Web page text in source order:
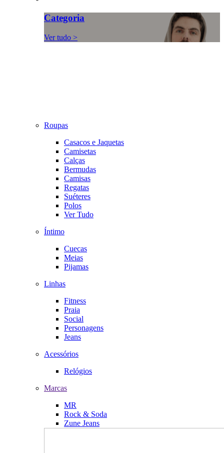
Categoria
Ver tudo >
Roupas
Casacos e Jaquetas
Camisetas
Calças
Bermudas
Camisas
Regatas
Suéteres
Polos
Ver Tudo
Íntimo
Cuecas
Meias
Pijamas
Linhas
Fitness
Praia
Social
Personagens
Jeans
Acessórios
Relógios
Marcas
MR
Rock & Soda
Zune Jeans